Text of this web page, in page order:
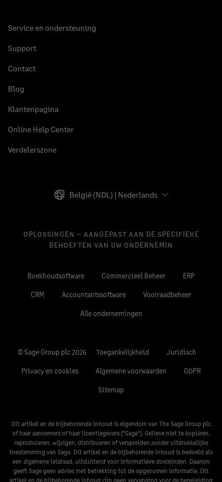
Service en ondersteuning
Support
Contact
Blog
Klantenpagina
Online Help Center
Verdelerszone
België (NDL) | Nederlands
OPLOSSINGEN – AANGEPAST AAN DE SPECIFIEKE
BEHOEFTEN VAN UW ONDERNEMIN
Boekhoudsoftware Commercieel Beheer ERP
CRM Accountantssoftware Voorraadbeheer
Alle ondernemingen
© Sage Group plc 2026 Toegankelijkheid Juridisch
Privacy en cookies Algemene voorwaarden GDPR
Sitemap
Dit artikel en de bijbehorende inhoud is eigendom van The Sage Group plc
of haar aannemers of haar licentiegevers (“Sage”). Gelieve niet te kopiëren,
reproduceren, wijzigen, distribueren of verspreiden zonder uitdrukkelijke
toestemming van Sage. Dit artikel en de bijbehorende inhoud is bedoeld als
een algemene leidraad, uitsluitend voor informatieve doeleinden. Daarom
geeft Sage geen advies met betrekking tot de opgenomen informatie. Dit
artikel en de bijbehorende inhoud zijn geen vervanging voor de begeleiding